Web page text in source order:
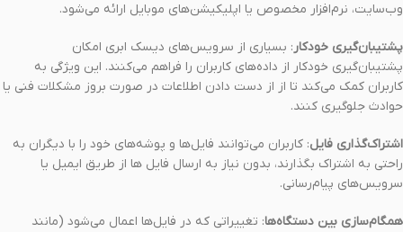
وب‌سایت، نرم‌افزار مخصوص یا اپلیکیشن‌های موبایل ارائه می‌شود.
پشتیبان‌گیری خودکار: بسیاری از سرویس‌های دیسک ابری امکان
پشتیبان‌گیری خودکار از داده‌های کاربران را فراهم می‌کنند. این ویژگی به
کاربران کمک می‌کند تا از از دست دادن اطلاعات در صورت بروز مشکلات فنی یا
حوادث جلوگیری کنند.
اشتراک‌گذاری فایل: کاربران می‌توانند فایل‌ها و پوشه‌های خود را با دیگران به
راحتی به اشتراک بگذارند، بدون نیاز به ارسال فایل ها از طریق ایمیل یا
سرویس‌های پیام‌رسانی.
همگام‌سازی بین دستگاه‌ها: تغییراتی که در فایل‌ها اعمال می‌شود (مانند